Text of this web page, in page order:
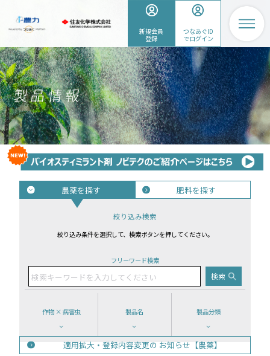
新規会員
登録
つなあぐID
でログイン
農薬を探す 肥料を探す
適用拡大・登録内容変更の お知らせ【農薬】
絞り込み検索
絞り込み条件を選択して、検索ボタンを押してください。
フリーワード検索
作物 × 病害虫 製品名 製品分類